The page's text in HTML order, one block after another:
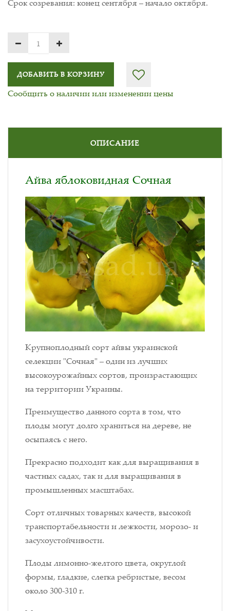
Срок созревания: конец сентября – начало октября.
ДОБАВИТЬ В КОРЗИНУ
Сообщить о наличии или изменении цены
ОПИСАНИЕ
Айва яблоковидная Сочная
Крупноплодный сорт айвы украинской
селекции "Сочная" – один из лучших
высокоурожайных сортов, произрастающих
на территории Украины.
Преимущество данного сорта в том, что
плоды могут долго храниться на дереве, не
осыпаясь с него.
Прекрасно подходит как для выращивания в
частных садах, так и для выращивания в
промышленных масштабах.
Сорт отличных товарных качеств, высокой
транспортабельности и лежкости, морозо- и
засухоустойчивости.
Плоды лимонно-желтого цвета, округлой
формы, гладкие, слегка ребристые, весом
около 300-310 г.